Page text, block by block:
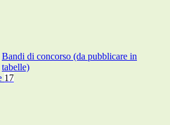
Bandi di concorso (da pubblicare in
tabelle)
17